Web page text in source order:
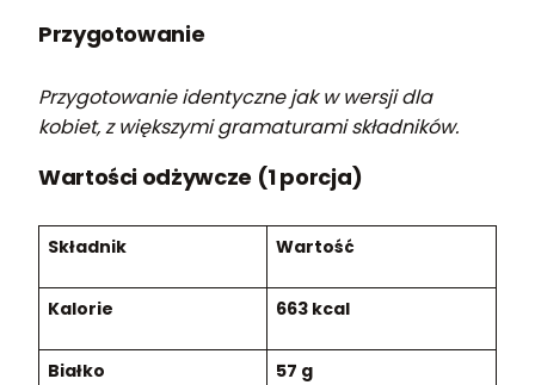
Przygotowanie
Przygotowanie identyczne jak w wersji dla
kobiet, z większymi gramaturami składników.
Wartości odżywcze (1 porcja)
Składnik Wartość
Kalorie 663 kcal
Białko 57 g